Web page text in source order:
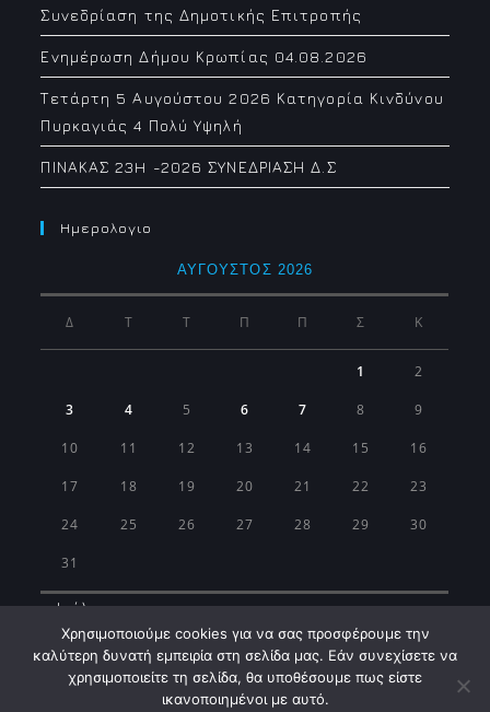
Συνεδρίαση της Δημοτικής Επιτροπής
Ενημέρωση Δήμου Κρωπίας 04.08.2026
Τετάρτη 5 Αυγούστου 2026 Κατηγορία Κινδύνου
Πυρκαγιάς 4 Πολύ Υψηλή
ΠΙΝΑΚΑΣ 23H -2026 ΣΥΝΕΔΡΙΑΣΗ Δ.Σ
Ημερολογιο
ΑΎΓΟΥΣΤΟΣ 2026
Δ Τ Τ Π Π Σ Κ
1 2
3 4 5 6 7 8 9
10 11 12 13 14 15 16
17 18 19 20 21 22 23
24 25 26 27 28 29 30
31
« Ιούλ
Χρησιμοποιούμε cookies για να σας προσφέρουμε την
καλύτερη δυνατή εμπειρία στη σελίδα μας. Εάν συνεχίσετε να
χρησιμοποιείτε τη σελίδα, θα υποθέσουμε πως είστε
ικανοποιημένοι με αυτό.